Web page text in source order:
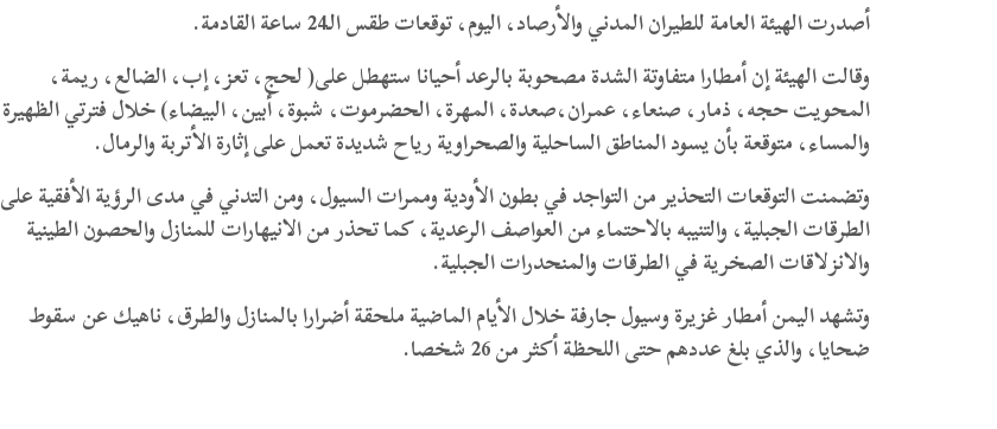
أصدرت الهيئة العامة للطيران المدني والأرصاد، اليوم، توقعات طقس الـ24 ساعة القادمة.
وقالت الهيئة إن أمطارا متفاوتة الشدة مصحوبة بالرعد أحيانا ستهطل على( لحج، تعز، إب، الضالع، ريمة،
المحويت حجه، ذمار، صنعاء، عمران،صعدة، المهرة، الحضرموت، شبوة، أبين، البيضاء) خلال فترتي الظهيرة
والمساء، متوقعة بأن يسود المناطق الساحلية والصحراوية رياح شديدة تعمل على إثارة الأتربة والرمال.
وتضمنت التوقعات التحذير من التواجد في بطون الأودية وممرات السيول، ومن التدني في مدى الرؤية الأفقية على
الطرقات الجبلية، والتنيبه بالاحتماء من العواصف الرعدية، كما تحذر من الانيهارات للمنازل والحصون الطينية
والانزلاقات الصخرية في الطرقات والمنحدرات الجبلية.
وتشهد اليمن أمطار غزيرة وسيول جارفة خلال الأيام الماضية ملحقة أضرارا بالمنازل والطرق، ناهيك عن سقوط
ضحايا، والذي بلغ عددهم حتى اللحظة أكثر من 26 شخصا.